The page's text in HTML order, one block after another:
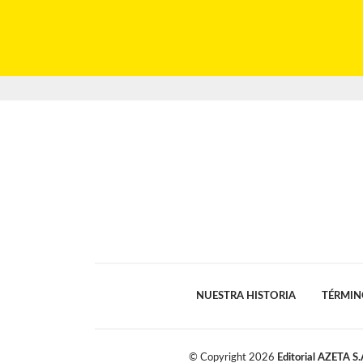
NUESTRA HISTORIA
© Copyright 2026 Editorial AZETA